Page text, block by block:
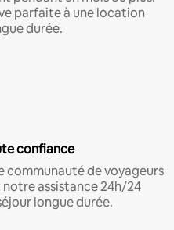
parfaite à une location
durée.
confiance
communauté de voyageurs
assistance 24h/24
longue durée.